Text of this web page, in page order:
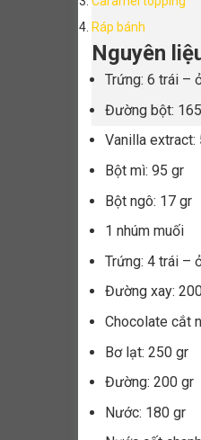
Ráp bánh
Nguyên
Trứng: 6 trái –
Đường bột:
Vanilla extract:
Bột mì: 95 gr
Bột ngô: 17 gr
1 nhúm muối
Trứng: 4 trái –
Đường xay:
Chocolate cắt
Bơ lạt: 250 gr
Đường: 200 gr
Nước: 180 gr